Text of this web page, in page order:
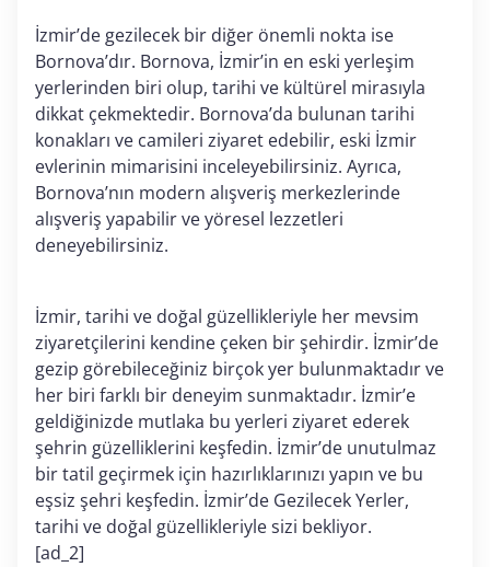
İzmir’de gezilecek bir diğer önemli nokta ise
Bornova’dır. Bornova, İzmir’in en eski yerleşim
yerlerinden biri olup, tarihi ve kültürel mirasıyla
dikkat çekmektedir. Bornova’da bulunan tarihi
konakları ve camileri ziyaret edebilir, eski İzmir
evlerinin mimarisini inceleyebilirsiniz. Ayrıca,
Bornova’nın modern alışveriş merkezlerinde
alışveriş yapabilir ve yöresel lezzetleri
deneyebilirsiniz.
İzmir, tarihi ve doğal güzellikleriyle her mevsim
ziyaretçilerini kendine çeken bir şehirdir. İzmir’de
gezip görebileceğiniz birçok yer bulunmaktadır ve
her biri farklı bir deneyim sunmaktadır. İzmir’e
geldiğinizde mutlaka bu yerleri ziyaret ederek
şehrin güzelliklerini keşfedin. İzmir’de unutulmaz
bir tatil geçirmek için hazırlıklarınızı yapın ve bu
eşsiz şehri keşfedin. İzmir’de Gezilecek Yerler,
tarihi ve doğal güzellikleriyle sizi bekliyor.
[ad_2]